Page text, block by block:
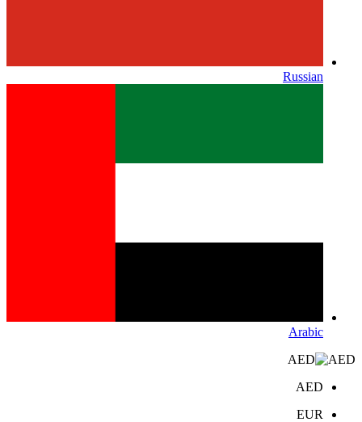
Russian
Arabic
AED
AED
EUR